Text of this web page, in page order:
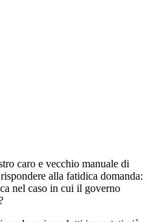
caro e vecchio manuale di
alla fatidica domanda:
nel caso in cui il governo